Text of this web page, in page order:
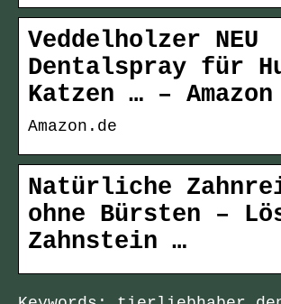
Veddelholzer NEU
Dentalspray für
Katzen … – Amazon
Amazon.de
Natürliche
ohne Bürsten –
Zahnstein …